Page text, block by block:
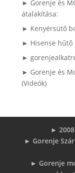
► Gorenje és
átalakítása:
► Kenyérsütő
► Hisense hűtő
►
► Gorenje és
(Videók)
►
► Gorenje
► Gorenje